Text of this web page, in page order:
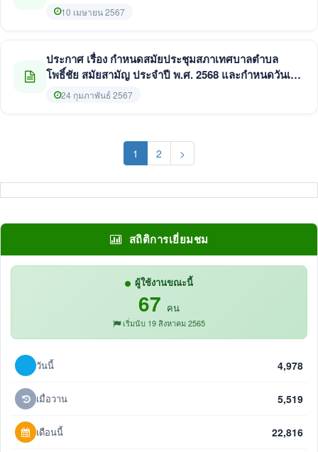
10 เมษายน 2567
ประกาศ เรื่อง กำหนดสมัยประชุมสภาเทศบาลตำบล
โพธิ์ชัย สมัยสามัญ ประจำปี พ.ศ. 2568 และกำหนดวันเริ่ม
ประชุมสมัยสามัญ สมัยแรก ประจำปี พ.ศ. 2569
24 กุมภาพันธ์ 2567
1 (current)
2 >
สถิติการเยี่ยมชม
ผู้ใช้งานขณะนี้
67 คน
เริ่มนับ 19 สิงหาคม 2565
วันนี้ 4,978
เมื่อวาน 5,519
เดือนนี้ 22,816